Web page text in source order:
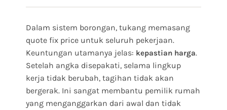
Dalam sistem borongan, tukang memasang
quote fix price untuk seluruh pekerjaan.
Keuntungan utamanya jelas: kepastian harga.
Setelah angka disepakati, selama lingkup
kerja tidak berubah, tagihan tidak akan
bergerak. Ini sangat membantu pemilik rumah
yang menganggarkan dari awal dan tidak